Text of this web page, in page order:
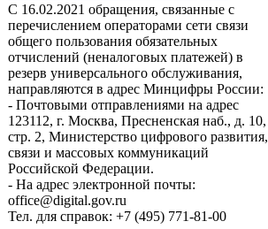
С 16.02.2021 обращения, связанные с
перечислением операторами сети связи
общего пользования обязательных
отчислений (неналоговых платежей) в
резерв универсального обслуживания,
направляются в адрес Минцифры России:
- Почтовыми отправлениями на адрес
123112, г. Москва, Пресненская наб., д. 10,
стр. 2, Министерство цифрового развития,
связи и массовых коммуникаций
Российской Федерации.
- На адрес электронной почты:
office@digital.gov.ru
Тел. для справок: +7 (495) 771-81-00